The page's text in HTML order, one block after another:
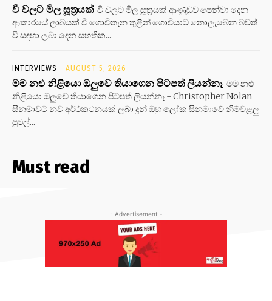
වී වලට මිල සූත්‍රයක් වී වලට මිල සූත්‍රයක් ආණුඩුව පෙන්වා දෙන
ආකාරයේ ලාබයක් වී ගොවිතැන තුළින් ගොවියාට නොලැබෙන බවත්
වී සඳහා ලබා දෙන සහතික...
INTERVIEWS AUGUST 5, 2026
මම නළු නිළියො ඔලුවෙ තියාගෙන පිටපත් ලියන්නෑ මම නළු
නිළියො ඔලුවෙ තියාගෙන පිටපත් ලියන්නෑ - Christopher Nolan
සිනමාවට නව අර්ථකථනයක් ලබා දුන් ඔහු ලෝක සිනමාවේ නිම්වළලු
පුළුල්...
Must read
- Advertisement -